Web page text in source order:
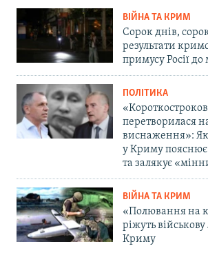
ВІЙНА ТА КРИМ
Сорок днів,
результати
примусу Росії до
ПОЛІТИКА
перетворилася
виснаження»:
у Криму
та залякує
ВІЙНА ТА КРИМ
«Полювання на
ріжуть військову
Криму